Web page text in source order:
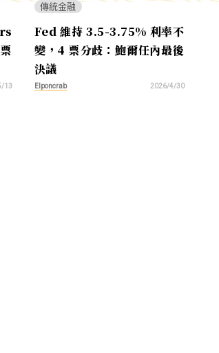
13
傳統金融
Fed 維持 3.5-3.75% 利率不
變，4 票分歧：鮑爾任內最後
決議
Elponcrab 2026/4/30